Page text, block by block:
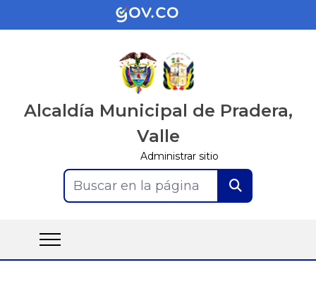
Alcaldía Municipal de Pradera,
Valle
Administrar sitio
Buscar en la página